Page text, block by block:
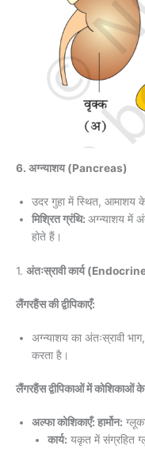
6. अग्न्याशय (Pancreas)
उदर गुहा में स्थित, आमाशय के
मिश्रित ग्रंथि: अग्न्याशय में
होते हैं।
1. अंतःस्रावी कार्य
लैंगरहैंस की द्वीपिकाएँ:
अग्न्याशय का अंतःस्रावी
करता है।
लैंगरहैंस द्वीपिकाओं में कोशिकाओं
अल्फा कोशिकाएँ: हार्मोन:
कार्य: यकृत में संग्रहित